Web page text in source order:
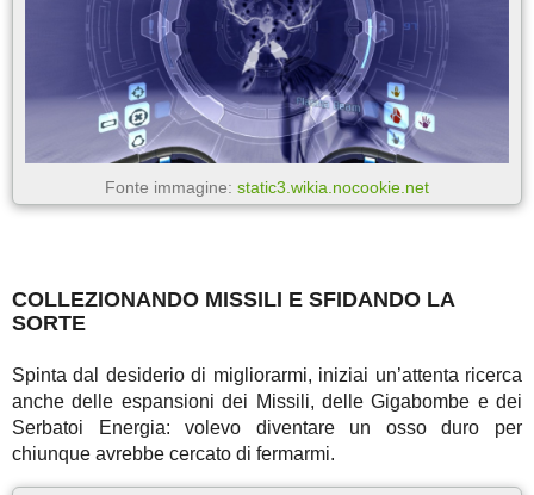
Fonte immagine: static3.wikia.nocookie.net
COLLEZIONANDO MISSILI E SFIDANDO LA
SORTE
Spinta dal desiderio di migliorarmi, iniziai un’attenta ricerca
anche delle espansioni dei Missili, delle Gigabombe e dei
Serbatoi Energia: volevo diventare un osso duro per
chiunque avrebbe cercato di fermarmi.